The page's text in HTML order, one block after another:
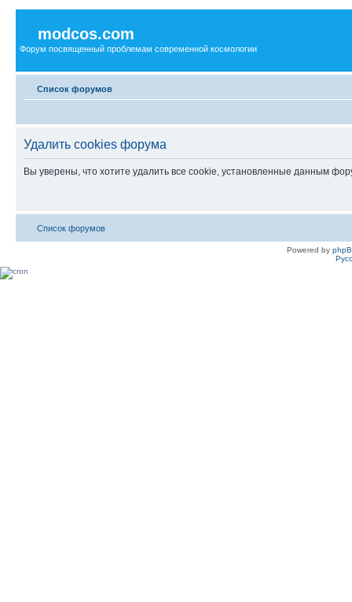
modcos.com
Форум посвященный проблемам современной космологии
Список форумов
Удалить cookies форума
Вы уверены, что хотите удалить все cookie, установленные данным
Список форумов
Powered by